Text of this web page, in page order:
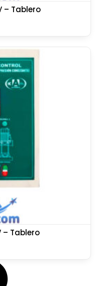
– Tablero
– Tablero